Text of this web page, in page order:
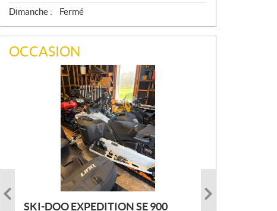
Dimanche :
Fermé
OCCASION
SKI-DOO EXPEDITION SE 900
ARMADA ECOLO 147 2022
PRINCECRAFT SUPER PRO 166